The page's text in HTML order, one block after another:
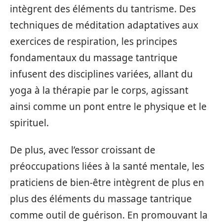
intègrent des éléments du tantrisme. Des
techniques de méditation adaptatives aux
exercices de respiration, les principes
fondamentaux du massage tantrique
infusent des disciplines variées, allant du
yoga à la thérapie par le corps, agissant
ainsi comme un pont entre le physique et le
spirituel.
De plus, avec l’essor croissant de
préoccupations liées à la santé mentale, les
praticiens de bien-être intègrent de plus en
plus des éléments du massage tantrique
comme outil de guérison. En promouvant la